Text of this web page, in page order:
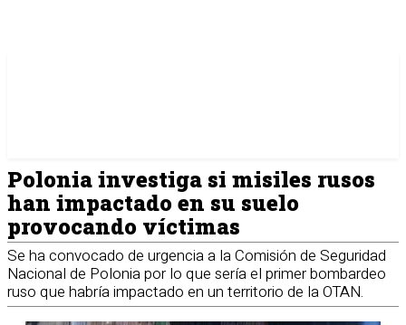
Polonia investiga si misiles rusos
han impactado en su suelo
provocando víctimas
Se ha convocado de urgencia a la Comisión de Seguridad
Nacional de Polonia por lo que sería el primer bombardeo
ruso que habría impactado en un territorio de la OTAN.